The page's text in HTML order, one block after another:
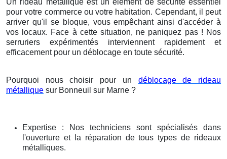
Un rideau métallique est un élément de sécurité essentiel
pour votre commerce ou votre habitation. Cependant, il peut
arriver qu'il se bloque, vous empêchant ainsi d'accéder à
vos locaux. Face à cette situation, ne paniquez pas ! Nos
serruriers expérimentés interviennent rapidement et
efficacement pour un déblocage en toute sécurité.
Pourquoi nous choisir pour un déblocage de rideau
métallique sur Bonneuil sur Marne ?
Expertise : Nos techniciens sont spécialisés dans
l'ouverture et la réparation de tous types de rideaux
métalliques.